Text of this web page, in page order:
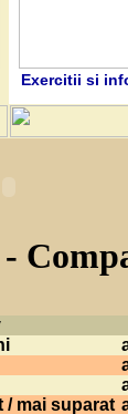
Exercitii si
/ mai suparat